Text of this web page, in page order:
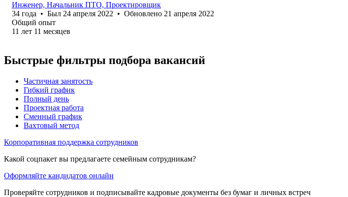
Инженер, Начальник ПТО, Проектировщик
34 года • Был 24 апреля 2022 • Обновлено 21 апреля 2022
Общий опыт
11 лет 11 месяцев
Быстрые фильтры подбора вакансий
Частичная занятость
Гибкий график
Полный день
Проектная работа
Сменный график
Вахтовый метод
Корпоративная поддержка сотрудников
Какой соцпакет вы предлагаете семейным сотрудникам?
Оформляйте кандидатов онлайн
Проверяйте сотрудников и подписывайте кадровые документы без бумаг и личных встреч